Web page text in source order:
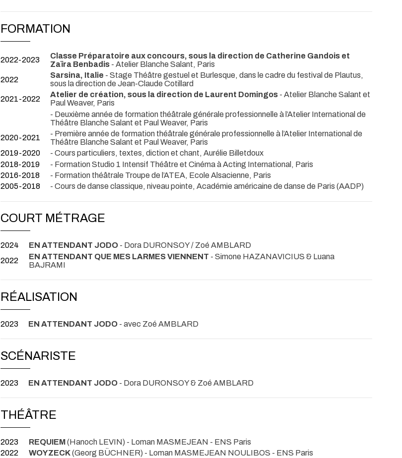
FORMATION
2022-2023
Classe Préparatoire aux concours, sous la direction de Catherine Gandois et
Zaïra Benbadis - Atelier Blanche Salant, Paris
2022
Sarsina, Italie - Stage Théâtre gestuel et Burlesque, dans le cadre du festival de Plautus,
sous la direction de Jean-Claude Cotillard
2021-2022
Atelier de création, sous la direction de Laurent Domingos - Atelier Blanche Salant et
Paul Weaver, Paris
- Deuxième année de formation théâtrale générale professionnelle à l’Atelier International de
Théâtre Blanche Salant et Paul Weaver, Paris
2020-2021
- Première année de formation théâtrale générale professionnelle à l’Atelier International de
Théâtre Blanche Salant et Paul Weaver, Paris
2019-2020
- Cours particuliers, textes, diction et chant, Aurélie Billetdoux
2018-2019
- Formation Studio 1 Intensif Théâtre et Cinéma à Acting International, Paris
2016-2018
- Formation théâtrale Troupe de l’ATEA, Ecole Alsacienne, Paris
2005-2018
- Cours de danse classique, niveau pointe, Académie américaine de danse de Paris (AADP)
COURT MÉTRAGE
2024 EN ATTENDANT JODO - Dora DURONSOY / Zoé AMBLARD
2022
EN ATTENDANT QUE MES LARMES VIENNENT - Simone HAZANAVICIUS & Luana
BAJRAMI
RÉALISATION
2023 EN ATTENDANT JODO - avec Zoé AMBLARD
SCÉNARISTE
2023 EN ATTENDANT JODO - Dora DURONSOY & Zoé AMBLARD
THÉÂTRE
2023 REQUIEM(Hanoch LEVIN) - Loman MASMEJEAN - ENS Paris
2022
WOYZECK(Georg BÜCHNER) - Loman MASMEJEAN NOULIBOS - ENS Paris